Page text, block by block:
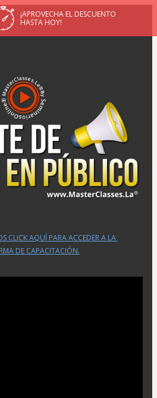
¡APROVECHA EL DESCUENTO
HASTA HOY!
CLICK AQUÍ PARA ACCEDER A LA
DE CAPACITACIÓN.